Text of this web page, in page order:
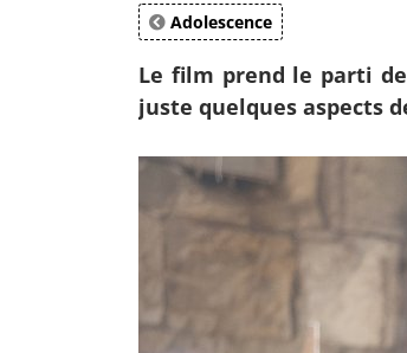
Adolescence
Le film prend le parti
juste quelques aspects